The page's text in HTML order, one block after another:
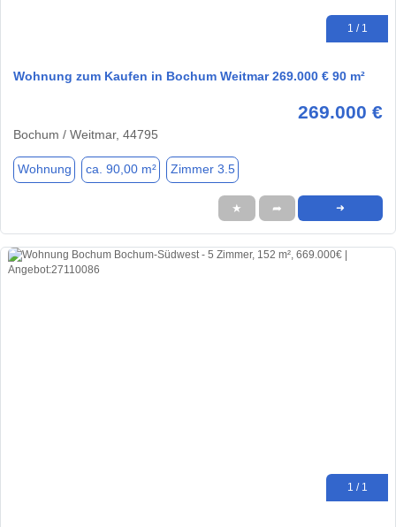
1 / 1
Wohnung zum Kaufen in Bochum Weitmar 269.000 € 90 m²
269.000 €
Bochum / Weitmar, 44795
Wohnung ca. 90,00 m² Zimmer 3.5
★ ➦ ➜
1 / 1